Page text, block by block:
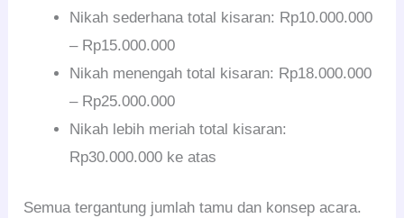
Nikah sederhana total kisaran: Rp10.000.000
– Rp15.000.000
Nikah menengah total kisaran: Rp18.000.000
– Rp25.000.000
Nikah lebih meriah total kisaran:
Rp30.000.000 ke atas
Semua tergantung jumlah tamu dan konsep acara.